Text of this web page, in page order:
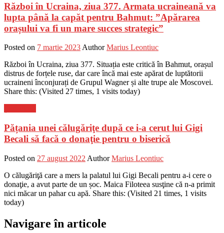
Război în Ucraina, ziua 377. Armata ucraineană va
lupta până la capăt pentru Bahmut: ”Apărarea
orașului va fi un mare succes strategic”
Posted on 7 martie 2023 Author Marius Leontiuc
Război în Ucraina, ziua 377. Situația este critică în Bahmut, orașul
distrus de forțele ruse, dar care încă mai este apărat de luptătorii
ucraineni înconjurați de Grupul Wagner și alte trupe ale Moscovei.
Share this: (Visited 27 times, 1 visits today)
Pățania unei călugăriţe după ce i-a cerut lui Gigi
Becali să facă o donaţie pentru o biserică
Posted on 27 august 2022 Author Marius Leontiuc
O călugăriţă care a mers la palatul lui Gigi Becali pentru a-i cere o
donaţie, a avut parte de un șoc. Maica Filoteea susţine că n-a primit
nici măcar un pahar cu apă. Share this: (Visited 21 times, 1 visits
today)
Navigare în articole